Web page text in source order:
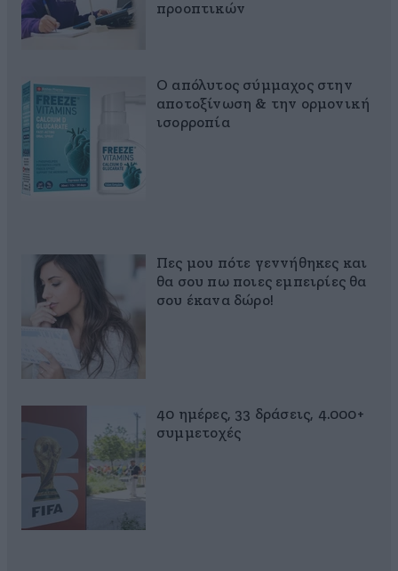
προοπτικών
Ο απόλυτος σύμμαχος στην
αποτοξίνωση & την ορμονική
ισορροπία
Πες μου πότε γεννήθηκες και
θα σου πω ποιες εμπειρίες θα
σου έκανα δώρο!
40 ημέρες, 33 δράσεις, 4.000+
συμμετοχές